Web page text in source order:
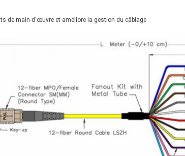
de main-d'œuvre et améliore la gestion du câblage